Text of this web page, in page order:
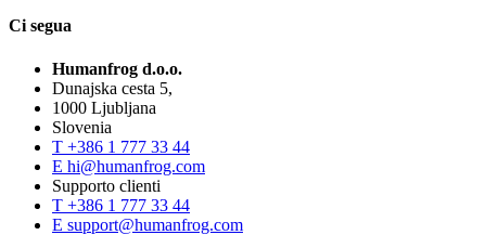
Ci segua
Humanfrog d.o.o.
Dunajska cesta 5,
1000 Ljubljana
Slovenia
T +386 1 777 33 44
E hi@humanfrog.com
Supporto clienti
T +386 1 777 33 44
E support@humanfrog.com